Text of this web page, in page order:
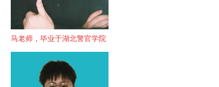
马老师，毕业于湖北警官学院